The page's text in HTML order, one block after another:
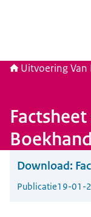
Uitvoering Van
Download:
Publicatie19-01-